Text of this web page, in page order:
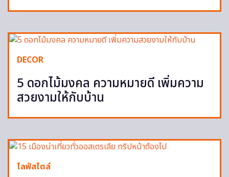
DECOR
5 ดอกไม้มงคล ความหมายดี เพิ่มความ
สวยงามให้กับบ้าน
ไลฟ์สไตล์